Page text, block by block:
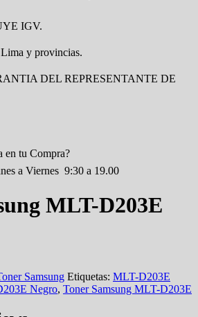
IGV.
y provincias.
DEL REPRESENTANTE DE
en tu Compra?
a Viernes 9:30 a 19.00
MLT-D203E
Samsung Etiquetas: MLT-D203E
Negro, Toner Samsung MLT-D203E